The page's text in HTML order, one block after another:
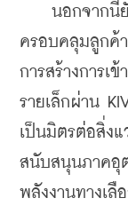
นอกจากนี้ยัง
ครอบคลุมลูกค้
การสร้างการเ
รายเล็กผ่าน
เป็นมิตรต่อสิ่ง
สนับสนุนภาคอุ
พลังงานทางเลื